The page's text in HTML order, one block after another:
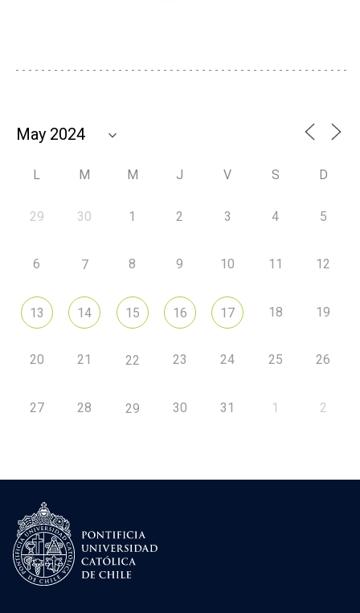
L M M J V S D
29 30 1 2 3 4 5
6 7 8 9 10 11 12
13 14 15 16 17 18 19
20 21 22 23 24 25 26
27 28 29 30 31 1 2